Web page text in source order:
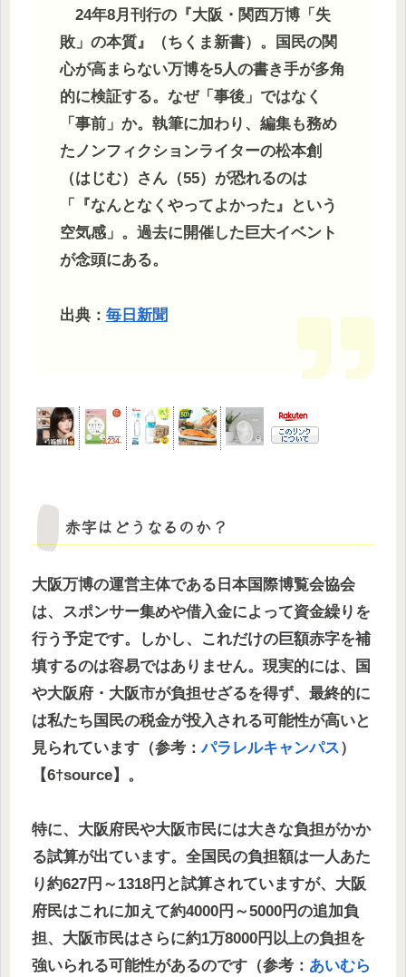
24年8月刊行の『大阪・関西万博「失
敗」の本質』（ちくま新書）。国民の関
心が高まらない万博を5人の書き手が多角
的に検証する。なぜ「事後」ではなく
「事前」か。執筆に加わり、編集も務め
たノンフィクションライターの松本創
（はじむ）さん（55）が恐れるのは
「『なんとなくやってよかった』という
空気感」。過去に開催した巨大イベント
が念頭にある。
出典： 毎日新聞
赤字はどうなるのか？
大阪万博の運営主体である日本国際博覧会協会
は、スポンサー集めや借入金によって資金繰りを
行う予定です。しかし、これだけの巨額赤字を補
填するのは容易ではありません。現実的には、国
や大阪府・大阪市が負担せざるを得ず、最終的に
は私たち国民の税金が投入される可能性が高いと
見られています（参考：パラレルキャンパス）
【6†source】。
特に、大阪府民や大阪市民には大きな負担がかか
る試算が出ています。全国民の負担額は一人あた
り約627円～1318円と試算されていますが、大阪
府民はこれに加えて約4000円～5000円の追加負
担、大阪市民はさらに約1万8000円以上の負担を
強いられる可能性があるのです（参考： あいむら